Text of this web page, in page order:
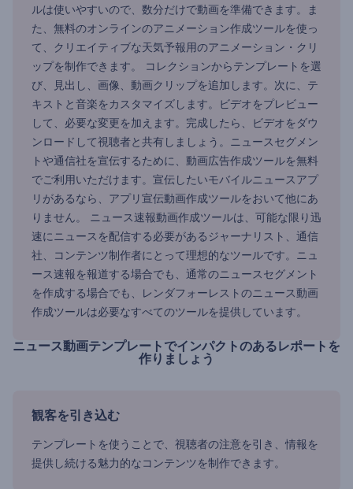
ルは使いやすいので、数分だけで動画を準備できます。ま
た、無料のオンラインのアニメーション作成ツールを使っ
て、クリエイティブな天気予報用のアニメーション・クリ
ップを制作できます。 コレクションからテンプレートを選
び、見出し、画像、動画クリップを追加します。次に、テ
キストと音楽をカスタマイズします。ビデオをプレビュー
して、必要な変更を加えます。完成したら、ビデオをダウ
ンロードして視聴者と共有しましょう。ニュースセグメン
トや通信社を宣伝するために、動画広告作成ツールを無料
でご利用いただけます。宣伝したいモバイルニュースアプ
リがあるなら、アプリ宣伝動画作成ツールをおいて他にあ
りません。 ニュース速報動画作成ツールは、可能な限り迅
速にニュースを配信する必要があるジャーナリスト、通信
社、コンテンツ制作者にとって理想的なツールです。ニュ
ース速報を報道する場合でも、通常のニュースセグメント
を作成する場合でも、レンダフォーレストのニュース動画
作成ツールは必要なすべてのツールを提供しています。
ニュース動画テンプレートでインパクトのあるレポートを
作りましょう
観客を引き込む
テンプレートを使うことで、視聴者の注意を引き、情報を
提供し続ける魅力的なコンテンツを制作できます。